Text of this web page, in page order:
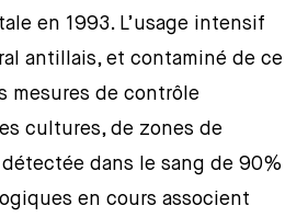
en 1993. L’usage intensif
antillais, et contaminé de ce
mesures de contrôle
cultures, de zones de
dans le sang de 90%
en cours associent